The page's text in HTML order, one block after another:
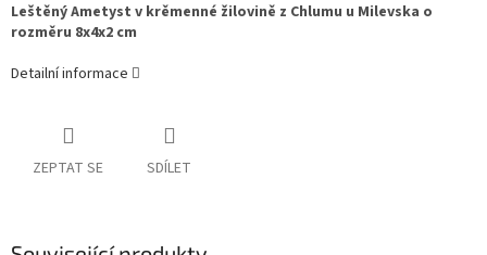
Leštěný Ametyst v krěmenné žilovině z Chlumu u Milevska o
rozměru 8x4x2 cm
Detailní informace
ZEPTAT SE SDÍLET